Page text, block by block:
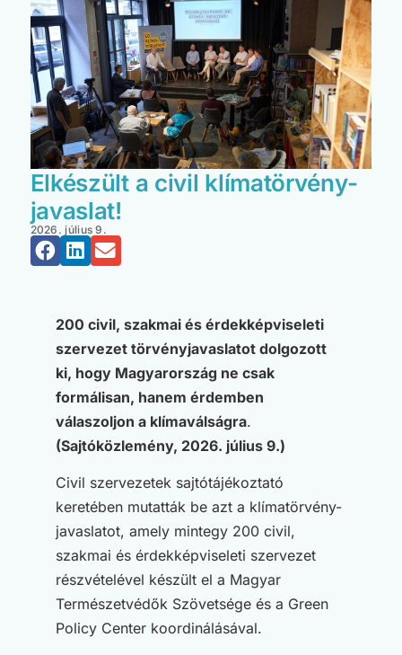
Elkészült a civil klímatörvény-
javaslat!
2026. július 9.
200 civil, szakmai és érdekképviseleti
szervezet törvényjavaslatot dolgozott
ki, hogy Magyarország ne csak
formálisan, hanem érdemben
válaszoljon a klímaválságra.
(Sajtóközlemény, 2026. július 9.)
Civil szervezetek sajtótájékoztató
keretében mutatták be azt a klímatörvény-
javaslatot, amely mintegy 200 civil,
szakmai és érdekképviseleti szervezet
részvételével készült el a Magyar
Természetvédők Szövetsége és a Green
Policy Center koordinálásával.